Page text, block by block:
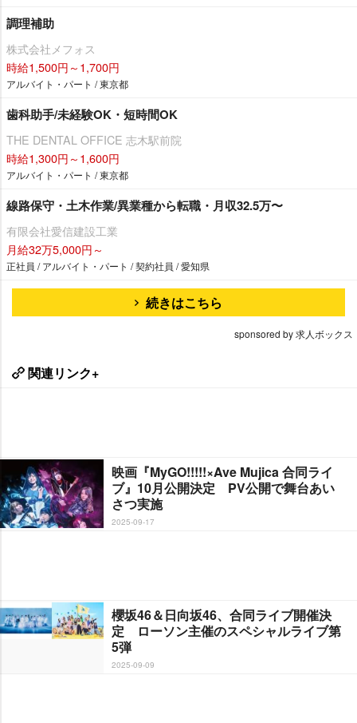
調理補助
株式会社メフォス
時給1,500円～1,700円
アルバイト・パート / 東京都
歯科助手/未経験OK・短時間OK
THE DENTAL OFFICE 志木駅前院
時給1,300円～1,600円
アルバイト・パート / 東京都
線路保守・土木作業/異業種から転職・月収32.5万〜
有限会社愛信建設工業
月給32万5,000円～
正社員 / アルバイト・パート / 契約社員 / 愛知県
続きはこちら
sponsored by 求人ボックス
関連リンク+
映画『MyGO!!!!!×Ave Mujica 合同ライ
ブ』10月公開決定 PV公開で舞台あい
さつ実施
2025-09-17
櫻坂46＆日向坂46、合同ライブ開催決
定 ローソン主催のスペシャルライブ第
5弾
2025-09-09